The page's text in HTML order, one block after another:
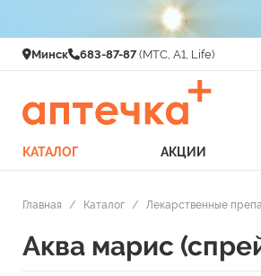
Минск 683-87-87(МТС, A1, Life)
КАТАЛОГ АКЦИИ
Главная / Каталог / Лекарственные
Аква марис